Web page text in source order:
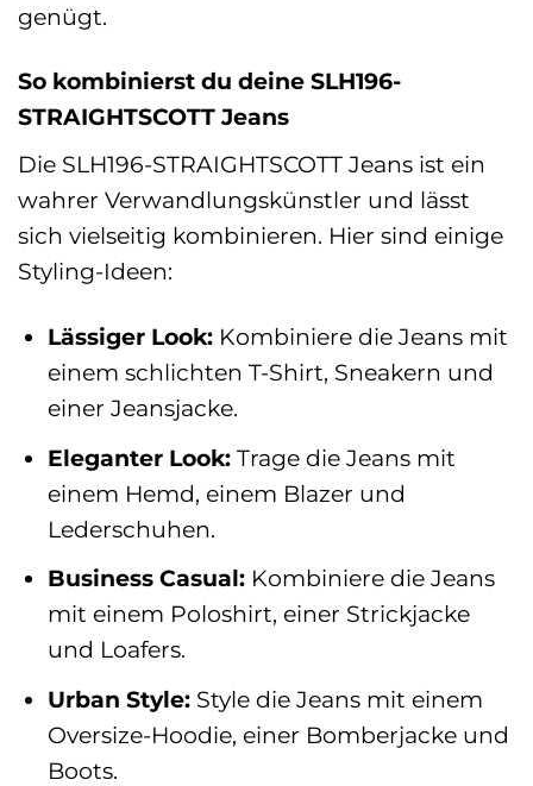
genügt.
So kombinierst du deine SLH196-
STRAIGHTSCOTT Jeans
Die SLH196-STRAIGHTSCOTT Jeans ist ein
wahrer Verwandlungskünstler und lässt
sich vielseitig kombinieren. Hier sind einige
Styling-Ideen:
Lässiger Look:Kombiniere die Jeans mit
einem schlichten T-Shirt, Sneakern und
einer Jeansjacke.
Eleganter Look:Trage die Jeans mit
einem Hemd, einem Blazer und
Lederschuhen.
Business Casual:Kombiniere die Jeans
mit einem Poloshirt, einer Strickjacke
und Loafers.
Urban Style:Style die Jeans mit einem
Oversize-Hoodie, einer Bomberjacke und
Boots.